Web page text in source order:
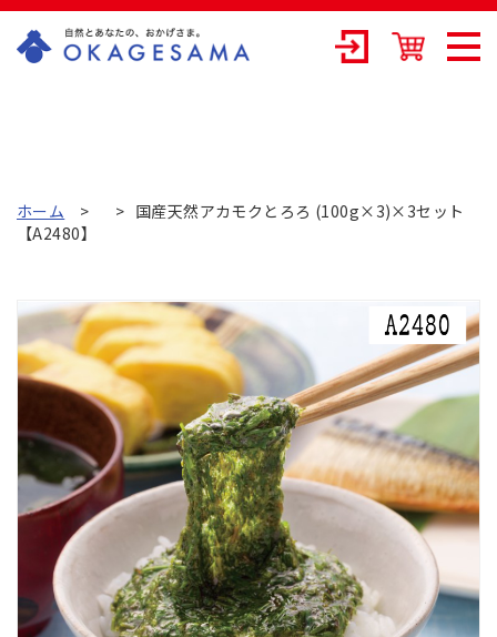
式会社の公式通
ホーム
国産天然アカモクとろろ (100g×3)×3セット
【A2480】